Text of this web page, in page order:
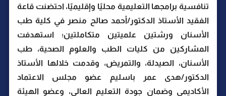
تنافسية برامجها التعليمية محليًا وإقليميًا، احتضنت قاعة
الفقيد الأستاذ الدكتور/أحمد صالح منصر في كلية طب
الأسنان ورشتين علميتين متكاملتين؛ استهدفت
المشاركين من كليات الطب والعلوم الصحية، طب
الأسنان، الصيدلة، والتمريض، وقدمت خلالها الأستاذ
الدكتور/هدى عمر باسليم عضو مجلس الاعتماد
الأكاديمي وضمان جودة التعليم العالي، وعضو الهيئة